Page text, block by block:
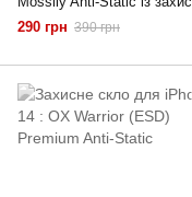
динаміка
290 грн 390 грн